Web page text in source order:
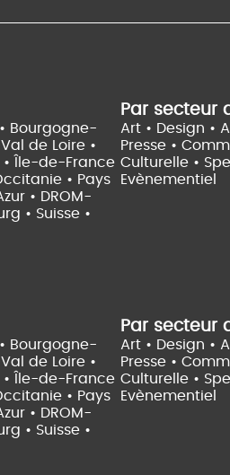
Bourgogne-
de Loire •
Île-de-France
• Pays
• DROM-
• Suisse •
Par secteur
Art • Design •
Presse •
Culturelle •
Evènementiel
Bourgogne-
de Loire •
Île-de-France
• Pays
• DROM-
• Suisse •
Par secteur
Art • Design •
Presse •
Culturelle •
Evènementiel